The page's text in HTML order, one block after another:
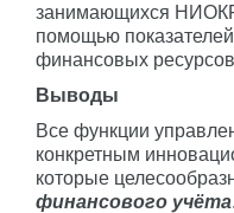
занимающихся
помощью
финансовых
Выводы
Все функции
конкретным
которые
финансового учёта.